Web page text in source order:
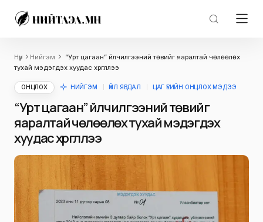
Нүүр Нийгэм
“Урт цагаан” үйлчилгээний төвийг яаралтай чөлөөлөх
тухай мэдэгдэх хуудас хүргүүллээ
ОНЦЛОХ НИЙГЭМ ҮЙЛ ЯВДАЛ ЦАГ ҮЕИЙН ОНЦЛОХ МЭДЭЭ
“Урт цагаан” үйлчилгээний төвийг
яаралтай чөлөөлөх тухай мэдэгдэх
хуудас хүргүүллээ